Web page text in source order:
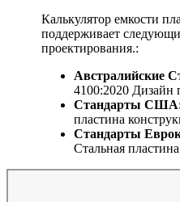
Калькулятор емкости
поддерживает
проектирования.:
Австралийские
4100:2020 Дизайн
Стандарты
пластина
Стандарты
Стальная